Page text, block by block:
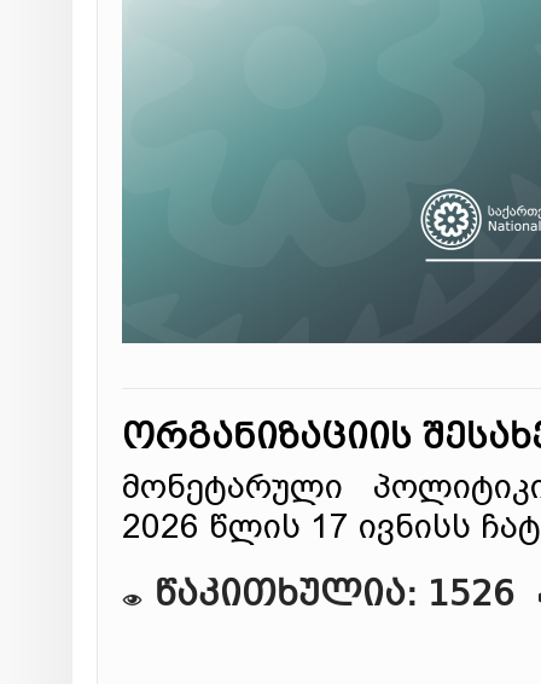
ორგანიზაციის
მონეტარული
2026 წლის 17 ივნისს
წაკითხულია: 1526